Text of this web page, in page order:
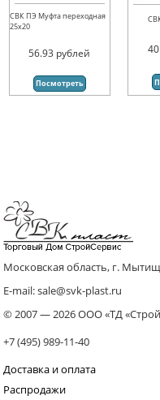
СВК ПЭ Муфта переходная
25х20
56.93 рублей
Посмотреть
Московская область, г.
E-mail: sale@svk-plast.ru
© 2007 — 2026 ООО «ТД
+7 (495) 989-11-40
Доставка и оплата
Распродажи